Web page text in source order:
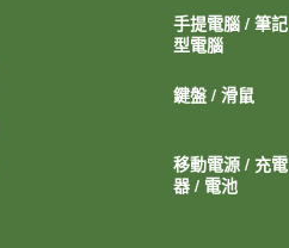
手提電腦 / 筆記
型電腦
鍵盤 / 滑鼠
移動電源 / 充電
器 / 電池